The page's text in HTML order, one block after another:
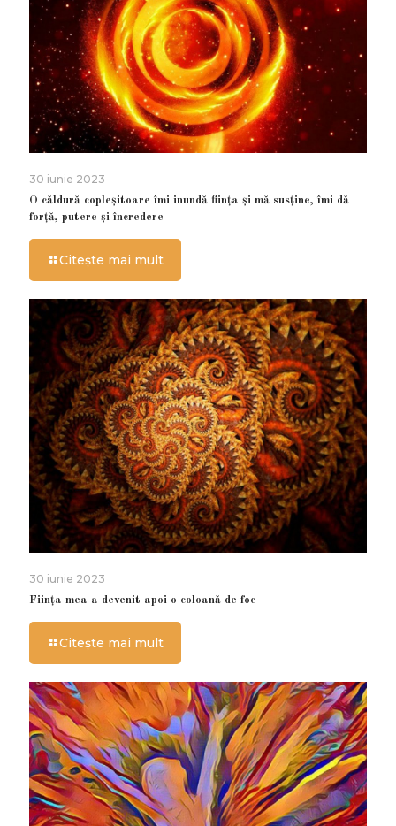
30 iunie 2023
O căldură copleșitoare îmi inundă ființa și mă susține, îmi dă
forță, putere și încredere
Citește mai mult
30 iunie 2023
Ființa mea a devenit apoi o coloană de foc
Citește mai mult